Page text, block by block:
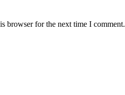
browser for the next time I comment.